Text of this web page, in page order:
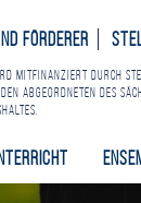
Förderer
mitfinanziert durch
Abgeordneten des